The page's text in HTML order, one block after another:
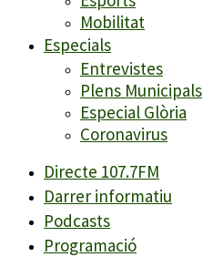
Mobilitat
Especials
Entrevistes
Plens Municipals
Especial Glòria
Coronavirus
Directe 107.7FM
Darrer informatiu
Podcasts
Programació